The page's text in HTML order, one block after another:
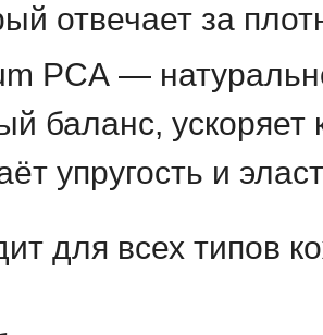
отвечает за
PCA —
баланс,
упругость и
для всех типов